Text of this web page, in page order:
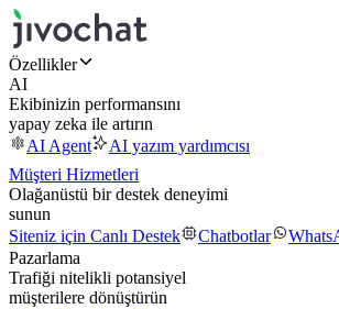
Özellikler
AI
Ekibinizin performansını
yapay zeka ile artırın
AI Agent
AI yazım yardımcısı
Müşteri Hizmetleri
Olağanüstü bir destek deneyimi
sunun
Siteniz için Canlı Destek
Chatbotlar
Pazarlama
Trafiği nitelikli potansiyel
müşterilere dönüştürün